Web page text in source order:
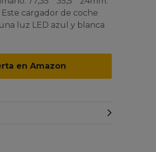
Este cargador de coche
luz LED azul y blanca
en Amazon